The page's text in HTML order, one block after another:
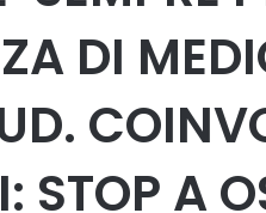
DI
STOP A